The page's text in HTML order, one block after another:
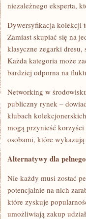
niezależnego eksperta,
Dywersyfikacja kolekcji
Zamiast skupiać się na
klasyczne zegarki dresu,
Każda kategoria może
bardziej odporna na
Networking w
publiczny rynek –
klubach
mogą przynieść
osobami, które
Alternatywy dla
Nie każdy musi zostać
potencjalnie na nich
które zyskuje
umożliwiają zakup